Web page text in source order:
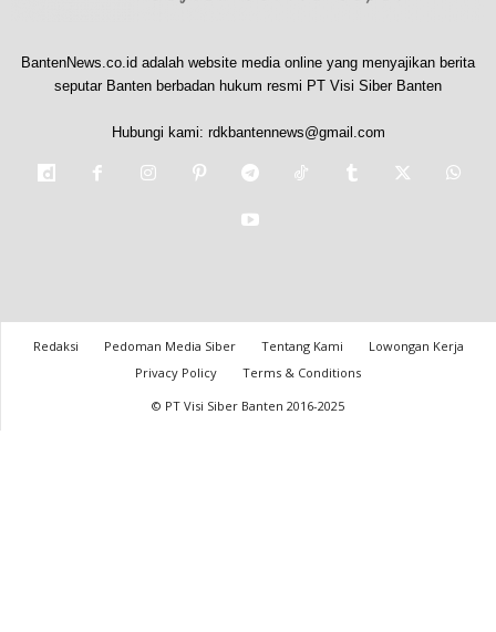
BantenNews.co.id adalah website media online yang menyajikan berita
seputar Banten berbadan hukum resmi PT Visi Siber Banten
Hubungi kami: rdkbantennews@gmail.com
Redaksi Pedoman Media Siber Tentang Kami
Lowongan Kerja
Privacy Policy
Terms & Conditions
© PT Visi Siber Banten 2016-2025